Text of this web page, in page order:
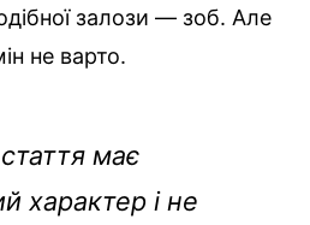
залози — зоб. Але
не варто.
має
характер і не